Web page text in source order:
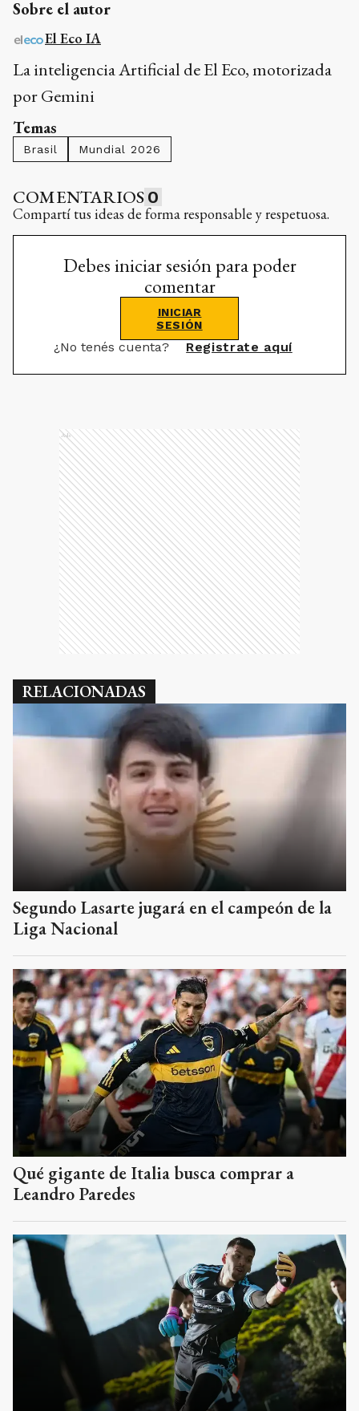
Sobre el autor
El Eco IA
La inteligencia Artificial de El Eco, motorizada
por Gemini
Temas
Brasil Mundial 2026
COMENTARIOS 0
Compartí tus ideas de forma responsable y respetuosa.
Debes iniciar sesión para poder
comentar
INICIAR
SESIÓN
¿No tenés cuenta? Registrate aquí
Ads
RELACIONADAS
Segundo Lasarte jugará en el campeón de la
Liga Nacional
Qué gigante de Italia busca comprar a
Leandro Paredes